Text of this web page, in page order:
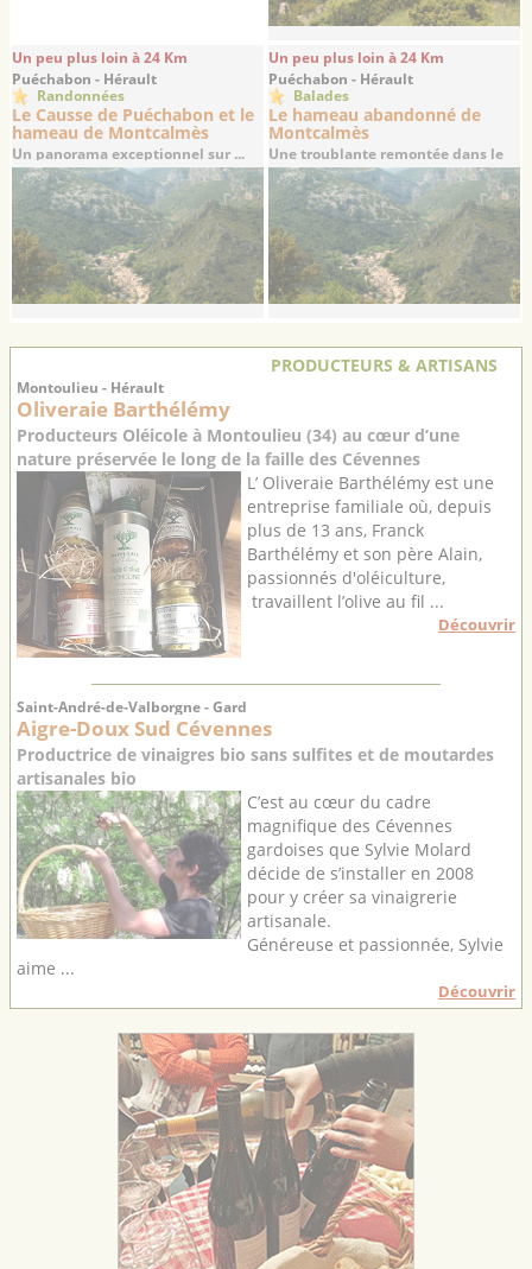
Un peu plus loin à 24 Km
Puéchabon - Hérault
Randonnées
Le Causse de Puéchabon et le
hameau de Montcalmès
Un panorama exceptionnel sur ...
Un peu plus loin à 24 Km
Puéchabon - Hérault
Balades
Le hameau abandonné de
Montcalmès
Une troublante remontée dans le
temps
PRODUCTEURS & ARTISANS
Montoulieu - Hérault
Oliveraie Barthélémy
Producteurs Oléicole à Montoulieu (34) au cœur d’une
nature préservée le long de la faille des Cévennes
L’ Oliveraie Barthélémy est une
entreprise familiale où, depuis
plus de 13 ans, Franck
Barthélémy et son père Alain,
passionnés d'oléiculture,
travaillent l’olive au fil ...
Découvrir
Saint-André-de-Valborgne - Gard
Aigre-Doux Sud Cévennes
Productrice de vinaigres bio sans sulfites et de moutardes
artisanales bio
C’est au cœur du cadre
magnifique des Cévennes
gardoises que Sylvie Molard
décide de s’installer en 2008
pour y créer sa vinaigrerie
artisanale.
Généreuse et passionnée, Sylvie
aime ...
Découvrir